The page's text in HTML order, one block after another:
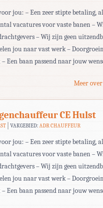
jou: – Een zeer stipte betaling,
vacatures voor vaste banen –
– Wij zijn geen
jou naar vast werk –
Een baan passend naar jouw
Meer
CE Hulst
VAKGEBIED:ADR CHAUFFEUR
jou: – Een zeer stipte betaling,
vacatures voor vaste banen –
– Wij zijn geen
jou naar vast werk –
Een baan passend naar jouw